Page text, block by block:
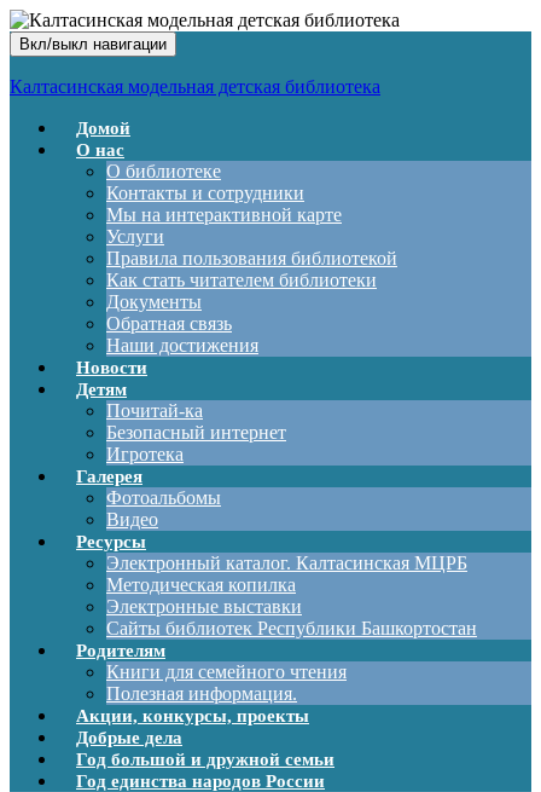
Вкл/выкл навигации
Калтасинская модельная детская библиотека
Домой
О нас
О библиотеке
Контакты и сотрудники
Мы на интерактивной карте
Услуги
Правила пользования библиотекой
Как стать читателем библиотеки
Документы
Обратная связь
Наши достижения
Новости
Детям
Почитай-ка
Безопасный интернет
Игротека
Галерея
Фотоальбомы
Видео
Ресурсы
Электронный каталог. Калтасинская МЦРБ
Методическая копилка
Электронные выставки
Сайты библиотек Республики Башкортостан
Родителям
Книги для семейного чтения
Полезная информация.
Акции, конкурсы, проекты
Добрые дела
Год большой и дружной семьи
Год единства народов России